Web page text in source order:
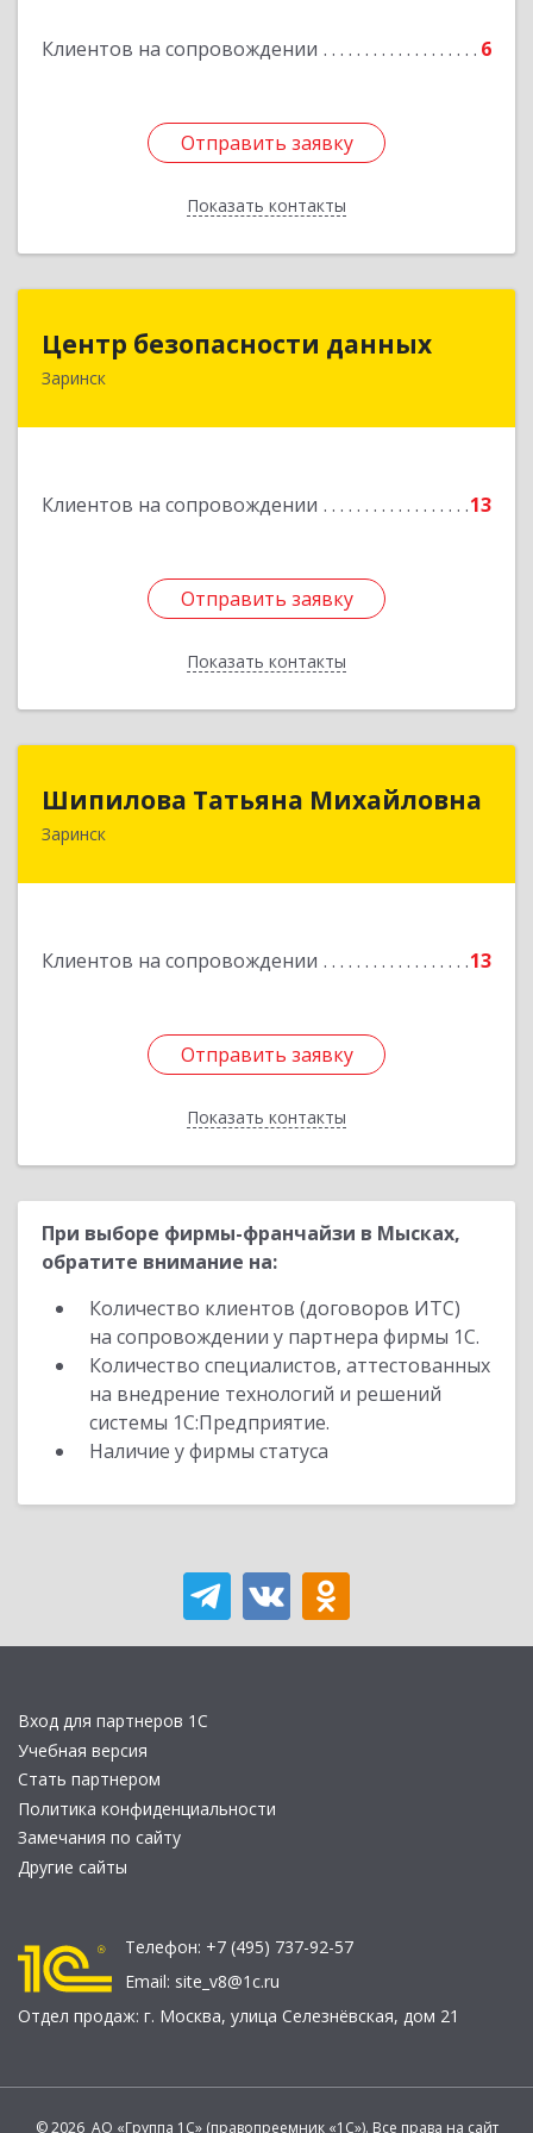
Клиентов на сопровождении 6
Отправить заявку
Показать контакты
Отправить заявку
Назад
Центр безопасности данных
Заринск
Клиентов на сопровождении 13
Отправить заявку
Показать контакты
Центр безопасности данных
659100, Алтайский край, Заринск г, Таратынова
Отправить заявку
Назад
Шипилова Татьяна Михайловна
Заринск
Клиентов на сопровождении 13
Отправить заявку
Показать контакты
Шипилова Татьяна Михайловна
Отправить заявку
Назад
При выборе фирмы-франчайзи в Мысках,
обратите внимание на:
Количество клиентов (договоров ИТС)
на сопровождении у партнера фирмы 1С.
Количество специалистов, аттестованных
на внедрение технологий и решений
системы 1С:Предприятие.
Наличие у фирмы статуса
Вход для партнеров 1С
Учебная версия
Стать партнером
Политика конфиденциальности
Замечания по сайту
Другие сайты
Телефон: +7 (495) 737-92-57
Email: site_v8@1c.ru
Отдел продаж: г. Москва, улица Селезнёвская, дом 21
© 2026 АО «Группа 1С» (правопреемник «1С»). Все права на сайт